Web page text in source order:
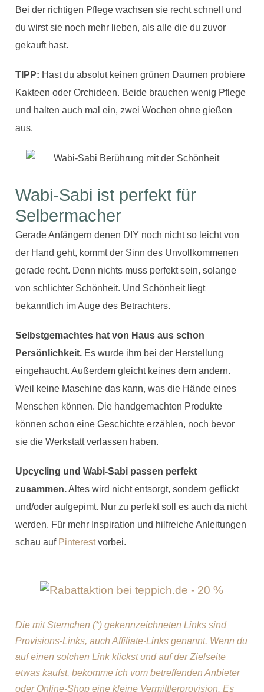
Bei der richtigen Pflege wachsen sie recht schnell und
du wirst sie noch mehr lieben, als alle die du zuvor
gekauft hast.
TIPP: Hast du absolut keinen grünen Daumen probiere
Kakteen oder Orchideen. Beide brauchen wenig Pflege
und halten auch mal ein, zwei Wochen ohne gießen
aus.
Wabi-Sabi ist perfekt für
Selbermacher
Gerade Anfängern denen DIY noch nicht so leicht von
der Hand geht, kommt der Sinn des Unvollkommenen
gerade recht. Denn nichts muss perfekt sein, solange
von schlichter Schönheit. Und Schönheit liegt
bekanntlich im Auge des Betrachters.
Selbstgemachtes hat von Haus aus schon
Persönlichkeit. Es wurde ihm bei der Herstellung
eingehaucht. Außerdem gleicht keines dem andern.
Weil keine Maschine das kann, was die Hände eines
Menschen können. Die handgemachten Produkte
können schon eine Geschichte erzählen, noch bevor
sie die Werkstatt verlassen haben.
Upcycling und Wabi-Sabi passen perfekt
zusammen.Altes wird nicht entsorgt, sondern geflickt
und/oder aufgepimt. Nur zu perfekt soll es auch da nicht
werden. Für mehr Inspiration und hilfreiche Anleitungen
schau auf Pinterestvorbei.
Die mit Sternchen (*) gekennzeichneten Links sind
Provisions-Links, auch Affiliate-Links genannt. Wenn du
auf einen solchen Link klickst und auf der Zielseite
etwas kaufst, bekomme ich vom betreffenden Anbieter
oder Online-Shop eine kleine Vermittlerprovision. Es